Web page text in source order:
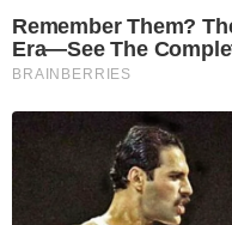
Remember Them?
Era—See The
BRAINBERRIES